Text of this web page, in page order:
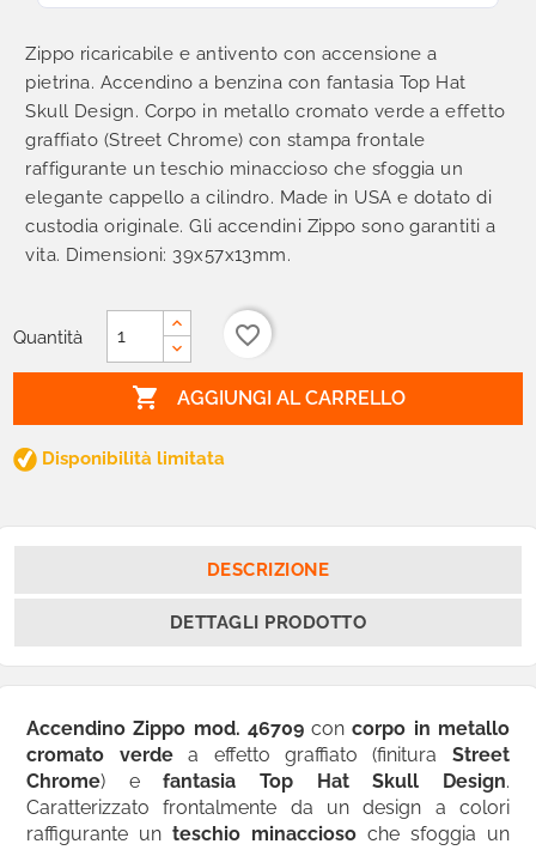
Zippo ricaricabile e antivento con accensione a
pietrina. Accendino a benzina con fantasia Top Hat
Skull Design. Corpo in metallo cromato verde a effetto
graffiato (Street Chrome) con stampa frontale
raffigurante un teschio minaccioso che sfoggia un
elegante cappello a cilindro. Made in USA e dotato di
custodia originale. Gli accendini Zippo sono garantiti a
vita. Dimensioni: 39x57x13mm.
Quantità
 AGGIUNGI AL CARRELLO
favorite_border
Disponibilità limitata
DESCRIZIONE
DETTAGLI PRODOTTO
Accendino Zippo mod. 46709concorpo in metallo
cromato verdea effetto graffiato(finitura Street
Chrome) efantasia Top Hat Skull Design.
Caratterizzato frontalmente da un design a colori
raffigurante unteschio minaccioso che sfoggia un